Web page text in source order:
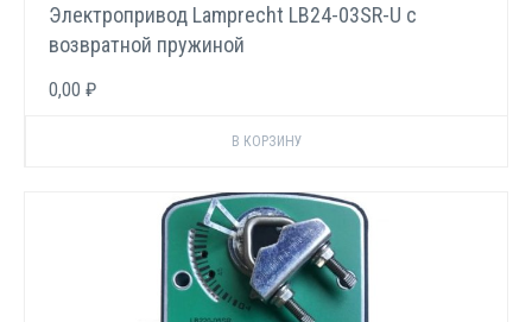
Электропривод Lamprecht LB24-03SR-U с
возвратной пружиной
0,00 ₽